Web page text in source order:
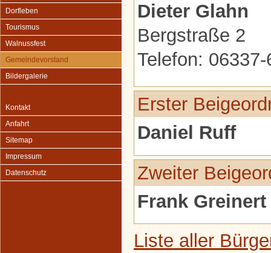
Dorfleben
Tourismus
Walnussfest
Gemeindevorstand
Bildergalerie
Kontakt
Anfahrt
Sitemap
Impressum
Datenschutz
Dieter Glahn
Bergstraße 2
Telefon: 06337-
Erster
Daniel Ruff
Zweiter
Frank Greinert
Liste aller